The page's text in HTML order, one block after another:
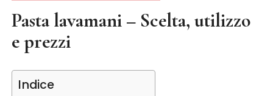
Pasta lavamani – Scelta, utilizzo
e prezzi
Indice